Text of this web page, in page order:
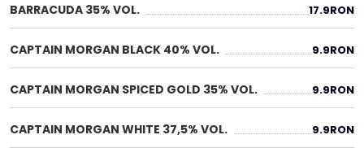
BARRACUDA 35% VOL. 17.9RON
CAPTAIN MORGAN BLACK 40% VOL. 9.9RON
CAPTAIN MORGAN SPICED GOLD 35% VOL. 9.9RON
CAPTAIN MORGAN WHITE 37,5% VOL. 9.9RON